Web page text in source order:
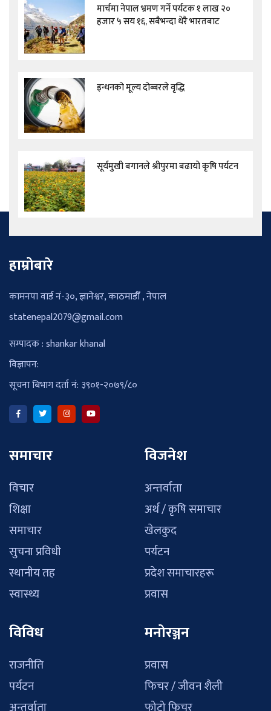
मार्चमा नेपाल भ्रमण गर्ने पर्यटक १ लाख २०
हजार ५ सय १६, सबैभन्दा धेरै भारतबाट
इन्धनको मूल्य दोब्बरले वृद्धि
सूर्यमुखी बगानले श्रीपुरमा बढायो कृषि पर्यटन
हाम्रोबारे
कामनपा वार्ड नं-३०, ज्ञानेश्वर, काठमाडौँ , नेपाल
statenepal2079@gmail.com
सम्पादक : shankar khanal
विज्ञापन:
सूचना बिभाग दर्ता नं: ३९०१-२०७९/८०
समाचार
विचार
शिक्षा
समाचार
सुचना प्रविधी
स्थानीय तह
स्वास्थ्य
विजनेश
अन्तर्वाता
अर्थ / कृषि समाचार
खेलकुद
पर्यटन
प्रदेश समाचारहरू
प्रवास
विविध
राजनीति
पर्यटन
मनोरञ्जन
प्रवास
फिचर / जीवन शैली